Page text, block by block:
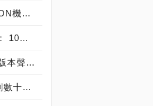
InWin 805 NVIDIA EDITION機殼爆紅，迎廣GeForce GTX特仕版機箱正式開賣！
2024開學季筆電選購指南： 10大熱銷筆電推薦榜
Windows 10 搭載 Office 版本聲明稿 Office Mobile 、 Office 2016 與 Office 365 版本差異說明
你的人生「升級」了沒？倒數十天！Windows 10開闊你的無限視野